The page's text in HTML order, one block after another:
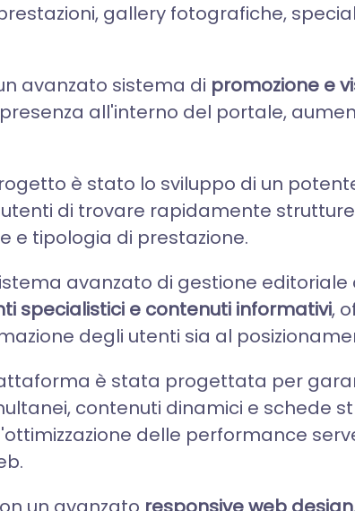
gallery fotografiche,
avanzato sistema di promozione e
all'interno del portale,
è stato lo sviluppo di un
di trovare rapidamente
e tipologia di prestazione.
avanzato di gestione
specialistici e contenuti informativi,
degli utenti sia al
è stata progettata per
contenuti dinamici e schede
delle performance